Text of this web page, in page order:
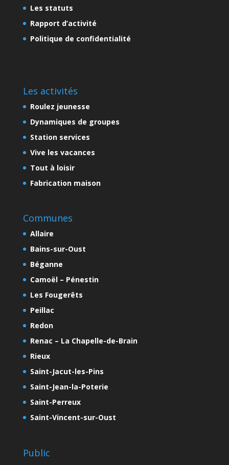
Les statuts
Rapport d’activité
Politique de confidentialité
Les activités
Roulez jeunesse
Dynamiques de groupes
Station services
Vive les vacances
Tout à loisir
Fabrication maison
Communes
Allaire
Bains-sur-Oust
Béganne
Camoël – Pénestin
Les Fougerêts
Peillac
Redon
Renac – La Chapelle-de-Brain
Rieux
Saint-Jacut-les-Pins
Saint-Jean-la-Poterie
Saint-Perreux
Saint-Vincent-sur-Oust
Public